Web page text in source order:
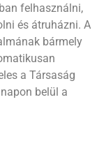
felhasználni,
és átruházni. A
bármely
a Társaság
belül a